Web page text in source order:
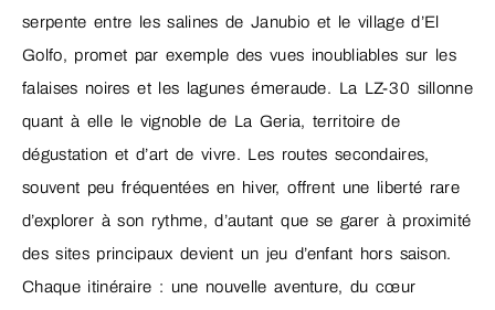
serpente entre les salines de Janubio et le village d’El
Golfo, promet par exemple des vues inoubliables sur les
falaises noires et les lagunes émeraude. La LZ-30 sillonne
quant à elle le vignoble de La Geria, territoire de
dégustation et d’art de vivre. Les routes secondaires,
souvent peu fréquentées en hiver, offrent une liberté rare
d’explorer à son rythme, d’autant que se garer à proximité
des sites principaux devient un jeu d’enfant hors saison.
Chaque itinéraire : une nouvelle aventure, du cœur